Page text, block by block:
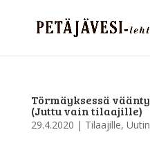
Törmäyksessä
(Juttu vain tilaajille)
29.4.2020 | Tilaajille,